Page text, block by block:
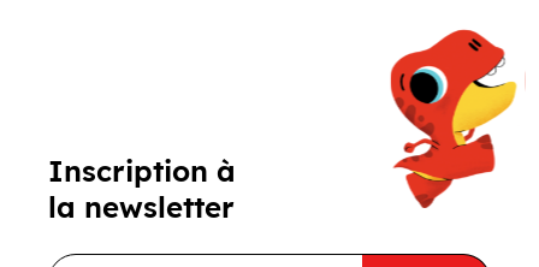
Inscription à
la newsletter